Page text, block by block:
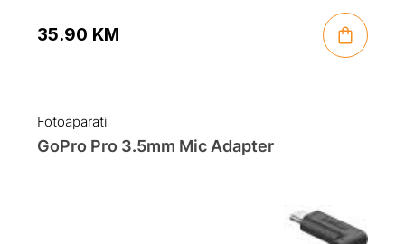
35.90 KM
Fotoaparati
GoPro Pro 3.5mm Mic Adapter